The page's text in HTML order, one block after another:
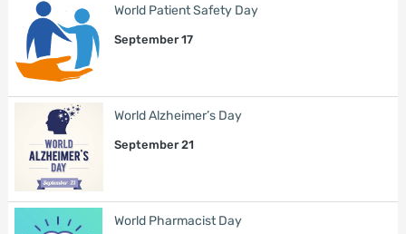
World Patient Safety Day
September 17
World Alzheimer’s Day
September 21
World Pharmacist Day